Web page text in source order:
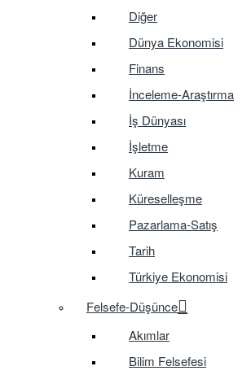
Diğer
Dünya Ekonomisi
Finans
İnceleme-Araştırma
İş Dünyası
İşletme
Kuram
Küreselleşme
Pazarlama-Satış
Tarih
Türkiye Ekonomisi
Felsefe-Düşünce
Akımlar
Bilim Felsefesi